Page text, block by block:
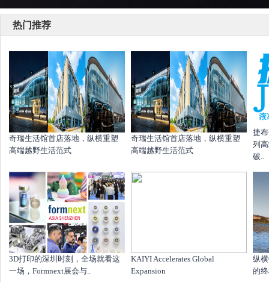
热门推荐
奇瑞生活馆首店落地，纵横重塑
高端越野生活范式
奇瑞生活馆首店落地，纵横重塑
高端越野生活范式
捷
列
破..
​3D打印的深圳时刻，全场就看这
一场，Formnext展会与..
KAIYI Accelerates Global
Expansion
纵
的